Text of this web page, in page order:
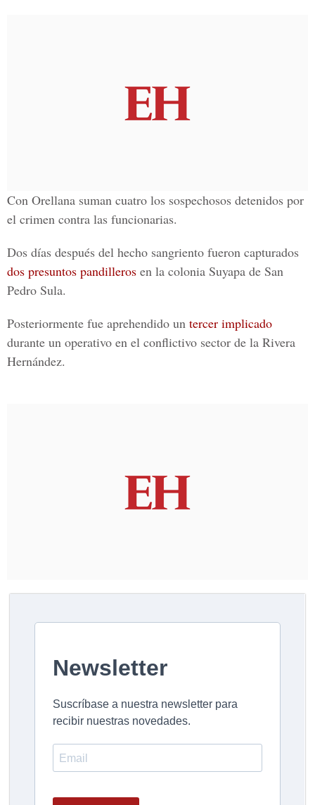
Con Orellana suman cuatro los sospechosos detenidos por
el crimen contra las funcionarias.
Dos días después del hecho sangriento fueron capturados
dos presuntos pandilleros en la colonia Suyapa de San
Pedro Sula.
Posteriormente fue aprehendido un tercer implicado
durante un operativo en el conflictivo sector de la Rivera
Hernández.